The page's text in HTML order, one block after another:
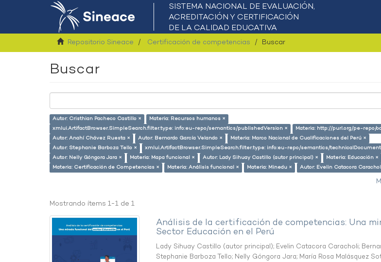
Repositorio Sineace Certificación de competencias Buscar
Buscar
Autor: Cristhian Pacheco Castillo ×
Materia: Recursos humanos ×
xmlui.ArtifactBrowser.SimpleSearch.filter.type: info:eu-repo/semantics/publishedVersion ×
Materia: http://purl.org/pe-repo/
Autor: Anahí Chávez Ruesta ×
Autor: Bernardo García Velando ×
Materia: Marco Nacional de Cualificaciones del Perú ×
Autor: Stephanie Barboza Tello ×
xmlui.ArtifactBrowser.SimpleSearch.filter.type: info:eu-repo/semantics/
Autor: Nelly Góngora Jara ×
Materia: Mapa funcional × Autor: Lady Sihuay Castillo (autor principal) ×
Materia: Educación ×
Materia: Certificación de Competencias ×
Materia: Análisis funcional × Materia: Minedu × Autor: Evelin Catacora
Mostrando ítems 1-1 de 1
Análisis de la certificación de competencias: Una
Sector Educación en el Perú
Lady Sihuay Castillo (autor principal); Evelin Catacora Caracholi;
Stephanie Barboza Tello; Nelly Góngora Jara; María Rosa Malásquez